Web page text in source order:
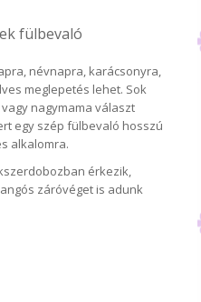
fülbevaló
névnapra, karácsonyra,
meglepetés lehet. Sok
nagymama választ
egy szép fülbevaló hosszú
alkalomra.
érkezik,
záróvéget is adunk